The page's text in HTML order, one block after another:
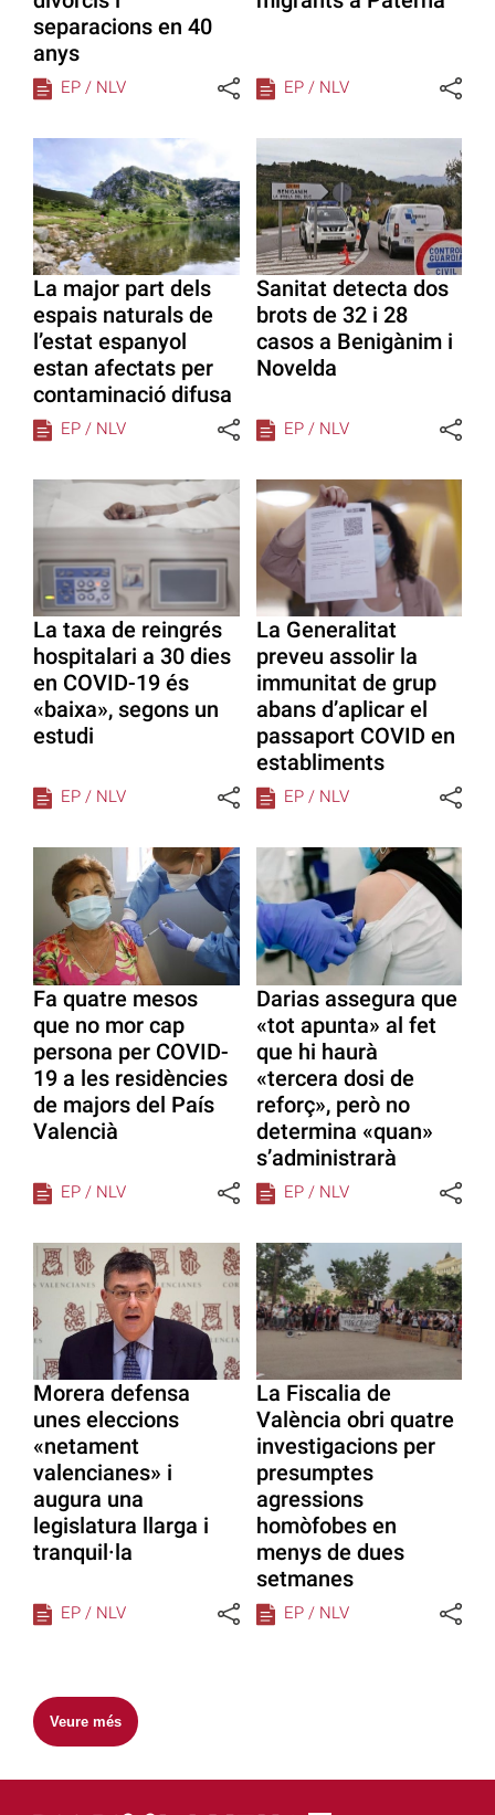
separacions en 40
anys
EP / NLV EP / NLV
La major part dels
espais naturals de
l’estat espanyol
estan afectats per
contaminació difusa
EP / NLV
Sanitat detecta dos
brots de 32 i 28
casos a Benigànim i
Novelda
EP / NLV
La taxa de reingrés
hospitalari a 30 dies
en COVID-19 és
«baixa», segons un
estudi
EP / NLV
La Generalitat
preveu assolir la
immunitat de grup
abans d’aplicar el
passaport COVID en
establiments
EP / NLV
Fa quatre mesos
que no mor cap
persona per COVID-
19 a les residències
de majors del País
Valencià
EP / NLV
Darias assegura que
«tot apunta» al fet
que hi haurà
«tercera dosi de
reforç», però no
determina «quan»
s’administrarà
EP / NLV
Morera defensa
unes eleccions
«netament
valencianes» i
augura una
legislatura llarga i
tranquil·la
EP / NLV
La Fiscalia de
València obri quatre
investigacions per
presumptes
agressions
homòfobes en
menys de dues
setmanes
EP / NLV
Veure més